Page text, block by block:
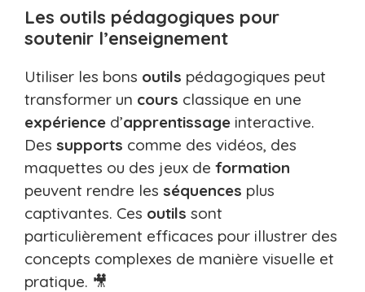
Les outils pédagogiques pour
soutenir l’enseignement
Utiliser les bons outils pédagogiques peut
transformer un cours classique en une
expérience d’apprentissage interactive.
Des supports comme des vidéos, des
maquettes ou des jeux de formation
peuvent rendre les séquences plus
captivantes. Ces outils sont
particulièrement efficaces pour illustrer des
concepts complexes de manière visuelle et
pratique. 🎥